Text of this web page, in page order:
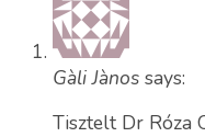
Gàli Jànos says:
Tisztelt Dr Róza